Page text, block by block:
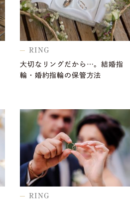
RING
大切なリングだから…。結婚指
輪・婚約指輪の保管方法
RING